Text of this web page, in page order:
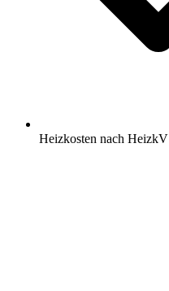
Heizkosten nach HeizkV